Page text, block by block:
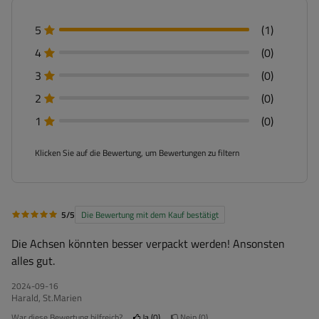
5
(1)
4
(0)
3
(0)
2
(0)
1
(0)
Klicken Sie auf die Bewertung, um Bewertungen zu filtern
5/5 Die Bewertung mit dem Kauf bestätigt
Die Achsen könnten besser verpackt werden! Ansonsten
alles gut.
2024-09-16
Harald, St.Marien